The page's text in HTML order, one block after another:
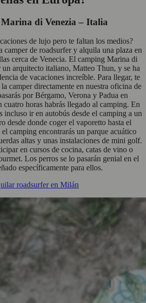
di Venezia – Italia
de lujo pero te faltan los medios?
camper de roadsurfer y alquila una plaza en
cerca de Venecia. El camping Marina di
un arquitecto italiano, Matteo Thun, y se ha
de vacaciones increíble. Para llegar, te
camper directamente en nuestra oficina de
por Bérgamo, Verona y Padua en
cuatro horas habrás llegado al camping. En
incluso ir en autobús desde el camping a un
desde donde coger el vaporetto hasta el
camping encontrarás un parque acuático
altas y unas instalaciones de mini golf.
en cursos de cocina, catas de vino o
Los perros se lo pasarán genial en el
específicamente para ellos.
roadsurfer en Milán